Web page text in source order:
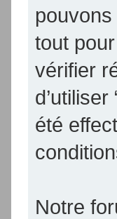
tout
vérifier
été
Notre